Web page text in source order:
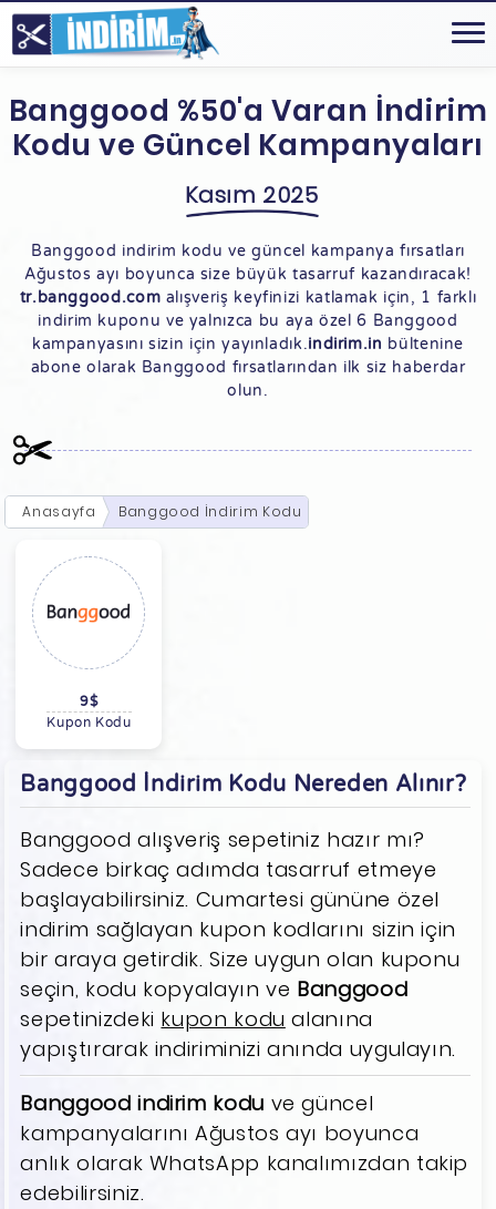
Banggood %50'a Varan İndirim
Kodu ve Güncel Kampanyaları
Kasım 2025
Banggood indirim kodu ve güncel kampanya fırsatları
Ağustos ayı boyunca size büyük tasarruf kazandıracak!
tr.banggood.com alışveriş keyfinizi katlamak için, 1 farklı
indirim kuponu ve yalnızca bu aya özel 6 Banggood
kampanyasını sizin için yayınladık.indirim.in bültenine
abone olarak Banggood fırsatlarından ilk siz haberdar
olun.
Anasayfa Banggood İndirim Kodu
9$
Kupon Kodu
Banggood İndirim Kodu Nereden Alınır?
Banggood alışveriş sepetiniz hazır mı?
Sadece birkaç adımda tasarruf etmeye
başlayabilirsiniz. Cumartesi gününe özel
indirim sağlayan kupon kodlarını sizin için
bir araya getirdik. Size uygun olan kuponu
seçin, kodu kopyalayın ve Banggood
sepetinizdeki kupon kodu alanına
yapıştırarak indiriminizi anında uygulayın.
Banggood indirim kodu ve güncel
kampanyalarını Ağustos ayı boyunca
anlık olarak WhatsApp kanalımızdan takip
edebilirsiniz.